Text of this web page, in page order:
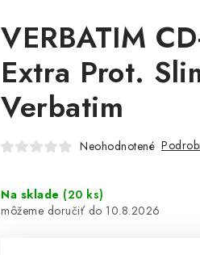
VERBATIM
Extra Prot.
Verbatim
Neohodnotené
Na sklade (20 ks)
10.8.2026